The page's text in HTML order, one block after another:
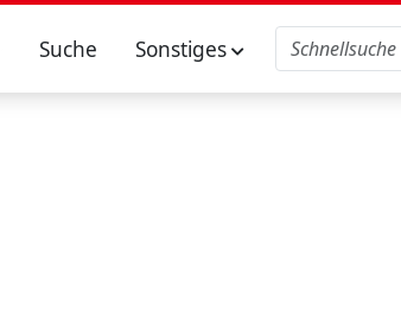
Suche Sonstiges